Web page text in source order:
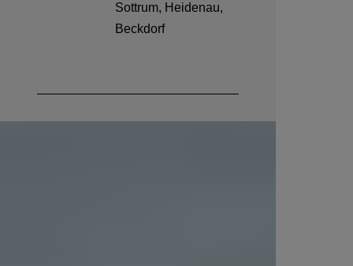
Sottrum, Heidenau,
Beckdorf